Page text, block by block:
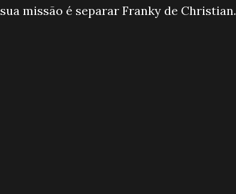
sua missão é separar Franky de Christian.